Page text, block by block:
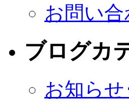
お問い合
ブログカ
お知らせ